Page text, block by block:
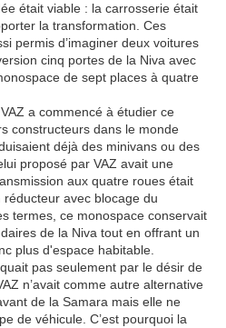
était viable : la carrosserie était
la transformation. Ces
permis d’imaginer deux voitures
cinq portes de la Niva avec
de sept places à quatre
a commencé à étudier ce
constructeurs dans le monde
déjà des minivans ou des
proposé par VAZ avait une
aux quatre roues était
réducteur avec blocage du
termes, ce monospace conservait
de la Niva tout en offrant un
plus d'espace habitable.
pas seulement par le désir de
n’avait comme autre alternative
de la Samara mais elle ne
de véhicule. C’est pourquoi la